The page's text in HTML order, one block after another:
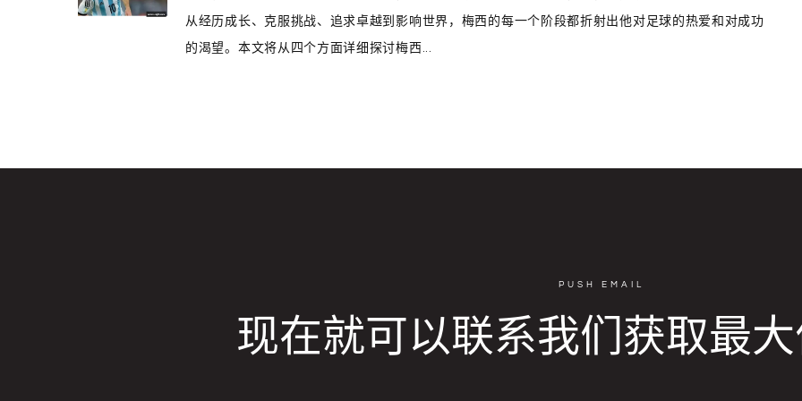
从经历成长、克服挑战、追求卓越到影响世界，梅西的每一个阶段都折射出他对足球的热爱和对成功
的渴望。本文将从四个方面详细探讨梅西...
PUSH EMAIL
现在就可以联系我们获取最